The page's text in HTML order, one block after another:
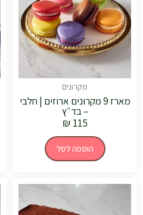
מקרונים
מארז 9 מקרונים ארוזים | חלבי
– בד״ץ
₪115
הוספה לסל